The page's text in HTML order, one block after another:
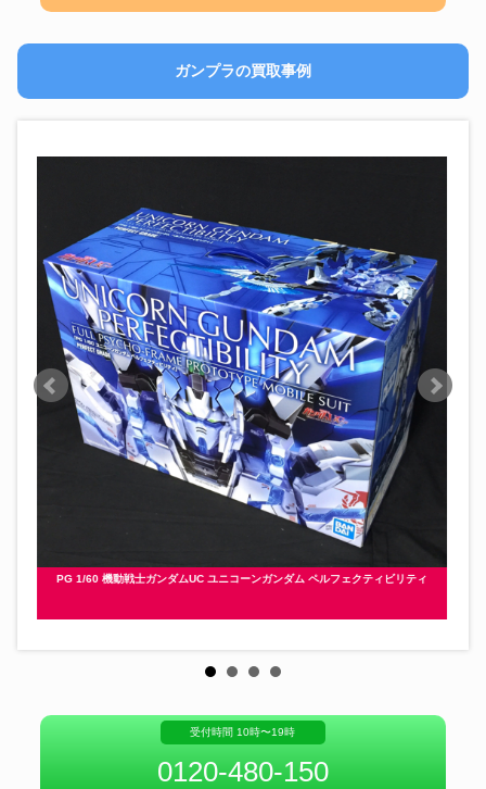
ガンプラの買取事例
PG 1/60 機動戦士ガンダムUC ユニコーンガンダム ペルフェクティビリティ
受付時間 10時〜19時
0120-480-150